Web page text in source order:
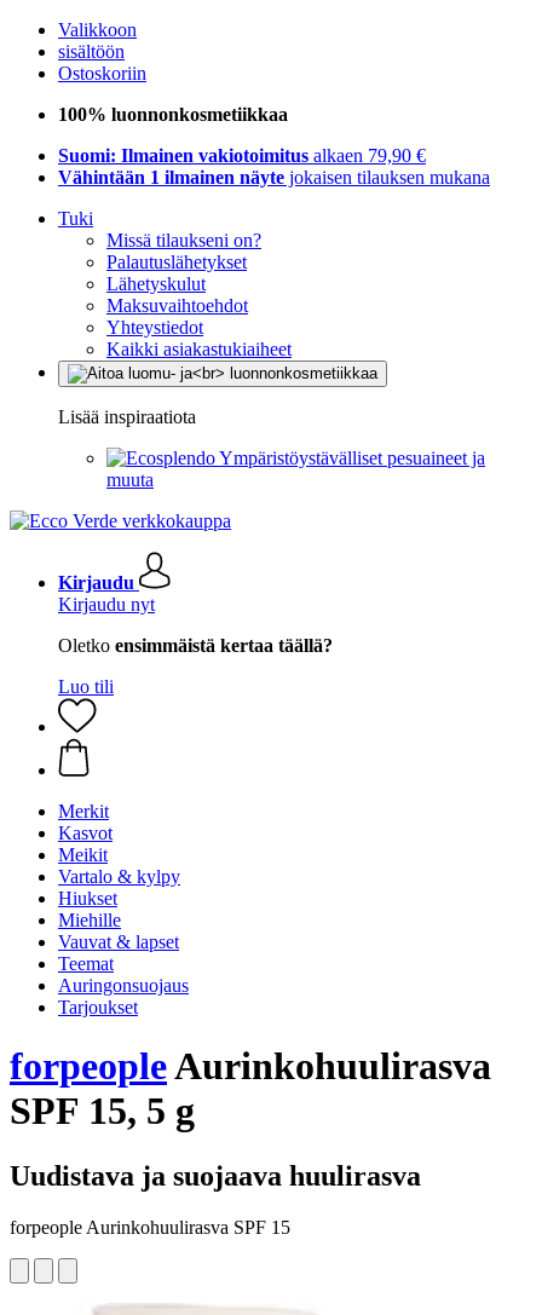
Valikkoon
sisältöön
Ostoskoriin
100% luonnonkosmetiikkaa
Suomi: Ilmainen vakiotoimitus alkaen 79,90 €
Vähintään 1 ilmainen näyte jokaisen tilauksen mukana
Tuki
Missä tilaukseni on?
Palautuslähetykset
Lähetyskulut
Maksuvaihtoehdot
Yhteystiedot
Kaikki asiakastukiaiheet
Lisää inspiraatiota
Ympäristöystävälliset pesuaineet ja
muuta
Kirjaudu
Kirjaudu nyt
Oletko ensimmäistä kertaa täällä?
Luo tili
Merkit
Kasvot
Meikit
Vartalo & kylpy
Hiukset
Miehille
Vauvat & lapset
Teemat
Auringonsuojaus
Tarjoukset
forpeopleAurinkohuulirasva
SPF 15, 5 g
Uudistava ja suojaava huulirasva
forpeople Aurinkohuulirasva SPF 15